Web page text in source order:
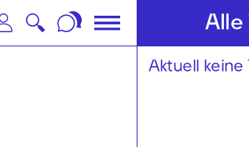
Zum Footer springen
Alle
Aktuell keine